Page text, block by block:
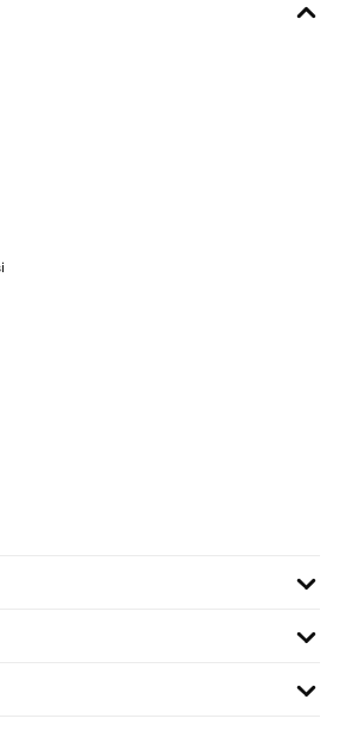
ist allerdings sehr schwach - nur
nicht nutze - führte dies auch bei mir zu
volle 5 Punkte
à mes attentes. Pas trop bruyant